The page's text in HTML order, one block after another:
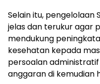
Selain itu, pengelolaan
jelas dan terukur agar
mendukung
kesehatan kepada
persoalan
anggaran di kemudian